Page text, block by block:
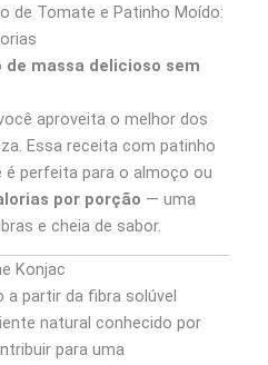
de Tomate e Patinho Moído:
massa delicioso sem
aproveita o melhor dos
Essa receita com patinho
perfeita para o almoço ou
por porção — uma
e cheia de sabor.
Konjac
a partir da fibra solúvel
natural conhecido por
para uma